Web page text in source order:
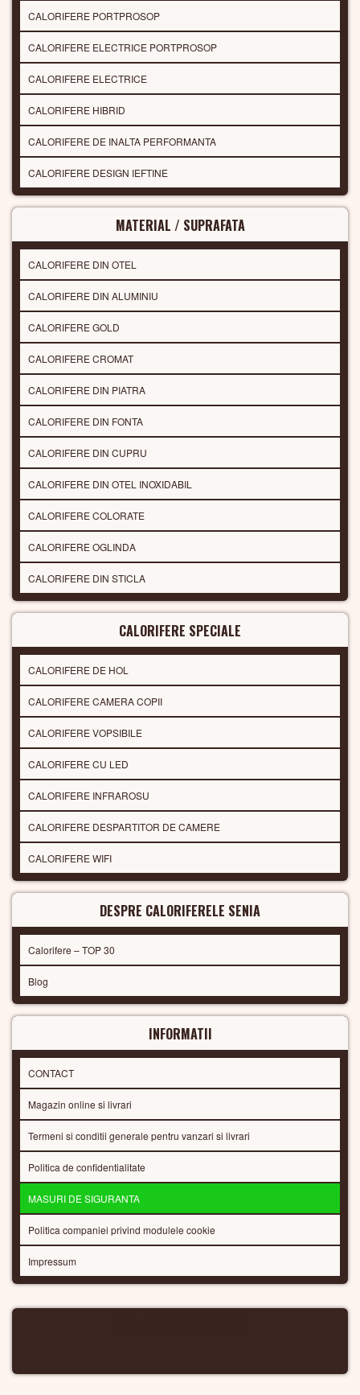
CALORIFERE PORTPROSOP
CALORIFERE ELECTRICE PORTPROSOP
CALORIFERE ELECTRICE
CALORIFERE HIBRID
CALORIFERE DE INALTA PERFORMANTA
CALORIFERE DESIGN IEFTINE
MATERIAL / SUPRAFATA
CALORIFERE DIN OTEL
CALORIFERE DIN ALUMINIU
CALORIFERE GOLD
CALORIFERE CROMAT
CALORIFERE DIN PIATRA
CALORIFERE DIN FONTA
CALORIFERE DIN CUPRU
CALORIFERE DIN OTEL INOXIDABIL
CALORIFERE COLORATE
CALORIFERE OGLINDA
CALORIFERE DIN STICLA
CALORIFERE SPECIALE
CALORIFERE DE HOL
CALORIFERE CAMERA COPII
CALORIFERE VOPSIBILE
CALORIFERE CU LED
CALORIFERE INFRAROSU
CALORIFERE DESPARTITOR DE CAMERE
CALORIFERE WIFI
DESPRE CALORIFERELE SENIA
Calorifere – TOP 30
Blog
INFORMATII
CONTACT
Magazin online si livrari
Termeni si conditii generale pentru vanzari si livrari
Politica de confidentialitate
MASURI DE SIGURANTA
Politica companiei privind modulele cookie
Impressum